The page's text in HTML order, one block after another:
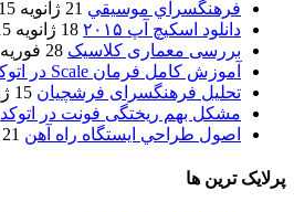
فرهنگسراي موسيقي 21 ژانویه 2015
دانلود اسکیچ آپ ۲۰۱۵
18 ژانویه 2015
بررسی معماری کلاسیک 28 فوریه 2015
آموزش کامل فرمان Scale در اتوکد
تحلیل فرهنگسرای فرشچیان 15 ژانویه 2015
مشکل بهم ریختگی فونت در اتوکد
اصول طراحي ایستگاه راه آهن 21 ژانویه 2015
پرلایک ترین ها